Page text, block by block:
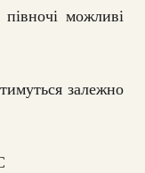
можливі
залежно